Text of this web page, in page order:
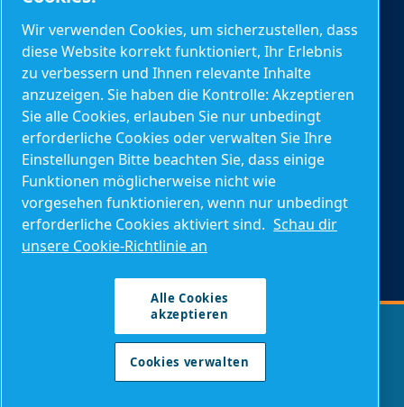
Serviceanfrage
Allgemeine Anfragen
Weitere Informationen
Blog
Berechnungstools
Über Mark
Druckluft FAQs
Allgemeine Geschäftsbedingungen
Rechtliche Hinweise und Datenschutzbestimmungen
Cookies verwalten
Wir verwenden Cookies, um sicherzustellen, dass
diese Website korrekt funktioniert, Ihr Erlebnis
zu verbessern und Ihnen relevante Inhalte
anzuzeigen. Sie haben die Kontrolle: Akzeptieren
Sie alle Cookies, erlauben Sie nur unbedingt
erforderliche Cookies oder verwalten Sie Ihre
Einstellungen Bitte beachten Sie, dass einige
Funktionen möglicherweise nicht wie
vorgesehen funktionieren, wenn nur unbedingt
erforderliche Cookies aktiviert sind. Schau dir
unsere Cookie-Richtlinie an
Alle Cookies
akzeptieren
Cookies verwalten